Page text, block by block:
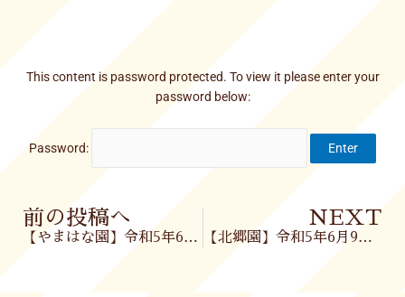
This content is password protected. To view it please enter your
password below:
Password:
Prev
前の投稿へ
【やまはな園】令和5年6月8日(木)
NEXT
【北郷園】令和5年6月9日(金)